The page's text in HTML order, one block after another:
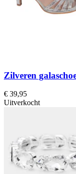
Zilveren
€ 39,95
Uitverkocht